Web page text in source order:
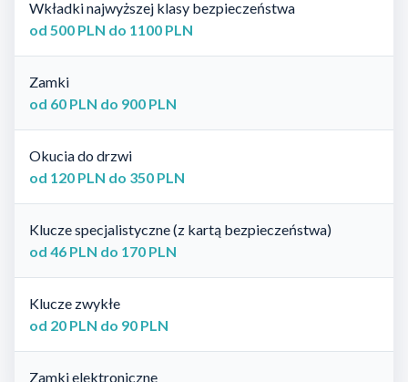
Wkładki najwyższej klasy bezpieczeństwa
od 500 PLN do 1100 PLN
Zamki
od 60 PLN do 900 PLN
Okucia do drzwi
od 120 PLN do 350 PLN
Klucze specjalistyczne (z kartą bezpieczeństwa)
od 46 PLN do 170 PLN
Klucze zwykłe
od 20 PLN do 90 PLN
Zamki elektroniczne